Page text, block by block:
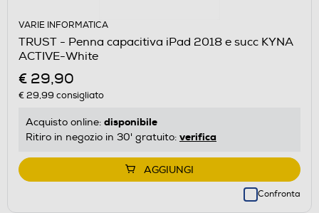
VARIE INFORMATICA
TRUST - Penna capacitiva iPad 2018 e succ KYNA
ACTIVE-White
€ 29,90
€ 29,99 consigliato
Acquisto online: disponibile
Ritiro in negozio in 30' gratuito: verifica
AGGIUNGI
Confronta